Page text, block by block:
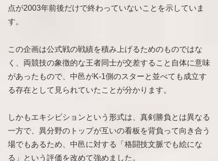
点が2003年前後だけで終わっていないことを示していま
す。
この企画は公式戦の戦績を積み上げるためのものではな
く、両競技の象徴的な王者同士が交差すること自体に意味
があったもので、中邑がK-1側のスターと並べても成立す
る存在として見られていたことが分かります。
しかもエキシビションという形式は、真剣勝負とは異なる
一方で、異分野のトップが互いの看板を背負って向き合う
場でもあるため、中邑に対する「格闘技文脈でも絵にな
る」という評価を改めて強めました。